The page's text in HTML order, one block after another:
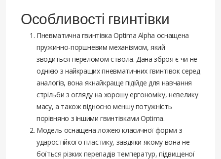
Особливості гвинтівки
Пневматична гвинтівка Optima Alpha оснащена
пружинно-поршневим механізмом, який
зводиться переломом ствола. Дана зброя є чи не
однією з найкращих пневматичних гвинтівок серед
аналогів, вона якнайкраще підійде для навчання
стрільби з огляду на хорошу ергономіку, невелику
масу, а також відносно меншу потужність
порівняно з іншими гвинтівками Optima.
Модель оснащена ложею класичної форми з
ударостійкого пластику, завдяки якому вона не
боїться різких перепадів температур, підвищеної